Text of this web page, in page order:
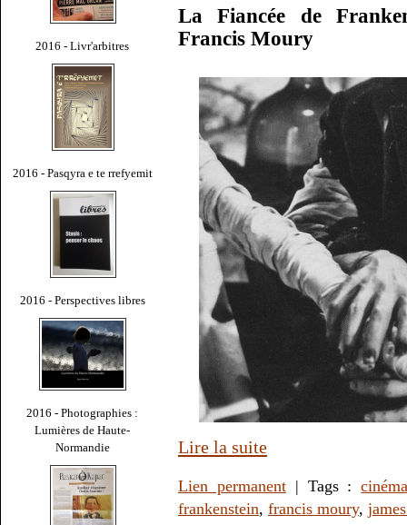
2016 - Livr'arbitres
2016 - Pasqyra e te rrefyemit
2016 - Perspectives libres
2016 - Photographies :
Lumières de Haute-
Normandie
La Fiancée de
Francis Moury
Lire la suite
Lien permanent| Tags :
frankenstein, francis moury,